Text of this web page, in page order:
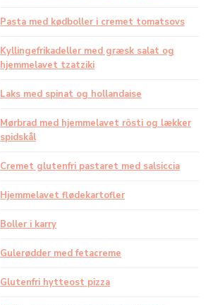
Pasta med kødboller i cremet tomatsovs
Kyllingefrikadeller med græsk salat og
hjemmelavet tzatziki
Laks med spinat og hollandaise
Mørbrad med hjemmelavet rösti og lækker
spidskål
Cremet glutenfri pastaret med salsiccia
Hjemmelavet flødekartofler
Boller i karry
Gulerødder med fetacreme
Glutenfri hytteost pizza